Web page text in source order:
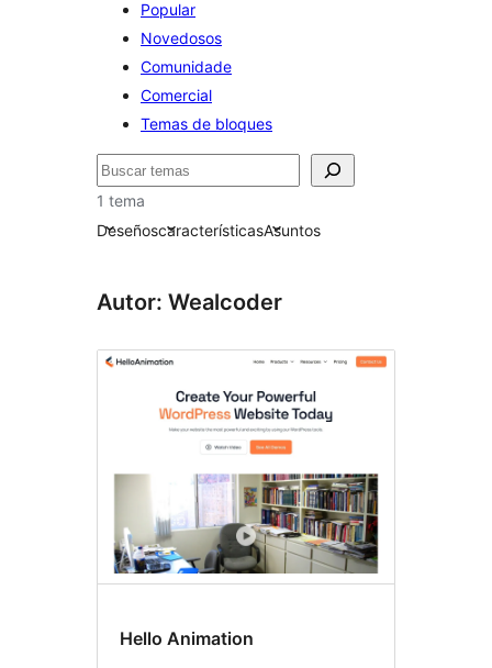
Popular
Novedosos
Comunidade
Comercial
Temas de bloques
Buscar
1 tema
DeseñoscaracterísticasAsuntos
Autor: Wealcoder
Hello Animation